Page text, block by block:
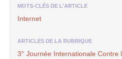
MOTS-CLÉS DE L'ARTICLE
Internet
ARTICLES DE LA RUBRIQUE
3° Journée Internationale Contre